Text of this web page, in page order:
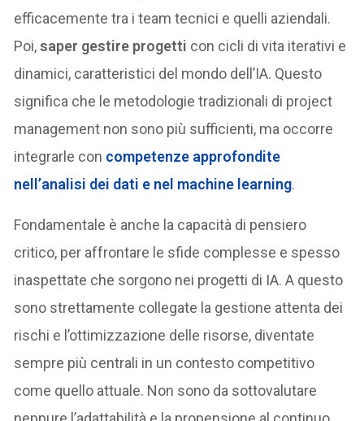
efficacemente tra i team tecnici e quelli aziendali.
Poi,saper gestire progetti con cicli di vita iterativi e
dinamici, caratteristici del mondo dell’IA. Questo
significa che le metodologie tradizionali di project
management non sono più sufficienti, ma occorre
integrarle con competenze approfondite
nell’analisi dei dati e nel machine learning.
Fondamentale è anche la capacità di pensiero
critico, per affrontare le sfide complesse e spesso
inaspettate che sorgono nei progetti di IA. A questo
sono strettamente collegate la gestione attenta dei
rischi e l’ottimizzazione delle risorse, diventate
sempre più centrali in un contesto competitivo
come quello attuale. Non sono da sottovalutare